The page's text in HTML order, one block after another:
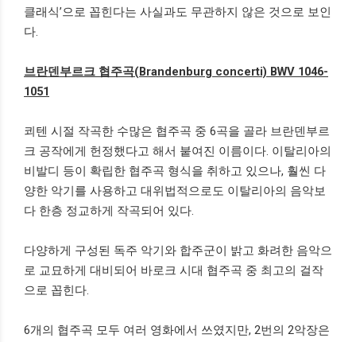
클래식’으로 꼽힌다는 사실과도 무관하지 않은 것으로 보인
다.
브란덴부르크 협주곡(Brandenburg concerti) BWV 1046-
1051
쾨텐 시절 작곡한 수많은 협주곡 중 6곡을 골라 브란덴부르
크 공작에게 헌정했다고 해서 붙여진 이름이다. 이탈리아의
비발디 등이 확립한 협주곡 형식을 취하고 있으나, 훨씬 다
양한 악기를 사용하고 대위법적으로도 이탈리아의 음악보
다 한층 정교하게 작곡되어 있다.
다양하게 구성된 독주 악기와 합주군이 밝고 화려한 음악으
로 교묘하게 대비되어 바로크 시대 협주곡 중 최고의 걸작
으로 꼽힌다.
6개의 협주곡 모두 여러 영화에서 쓰였지만, 2번의 2악장은